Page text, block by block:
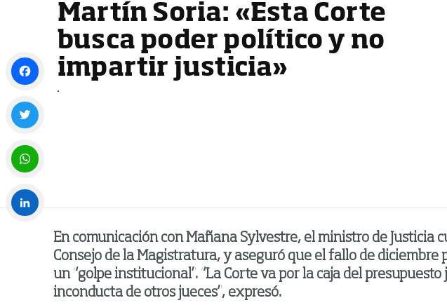
Martín Soria: «Esta Corte
busca poder político y no
impartir justicia»
En comunicación con Mañana Sylvestre, el ministro de Justicia
Consejo de la Magistratura, y aseguró que el fallo de
un “golpe institucional”. “La Corte va por la caja del
inconducta de otros jueces”, expresó.
Facebook
Twitter
WhatsApp